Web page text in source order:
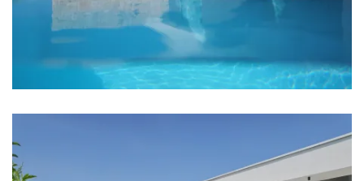
Flughafen: Zadar Airport 35 km
Schlafzimmer
Schlafzimmer 2: Doppelbett: 1